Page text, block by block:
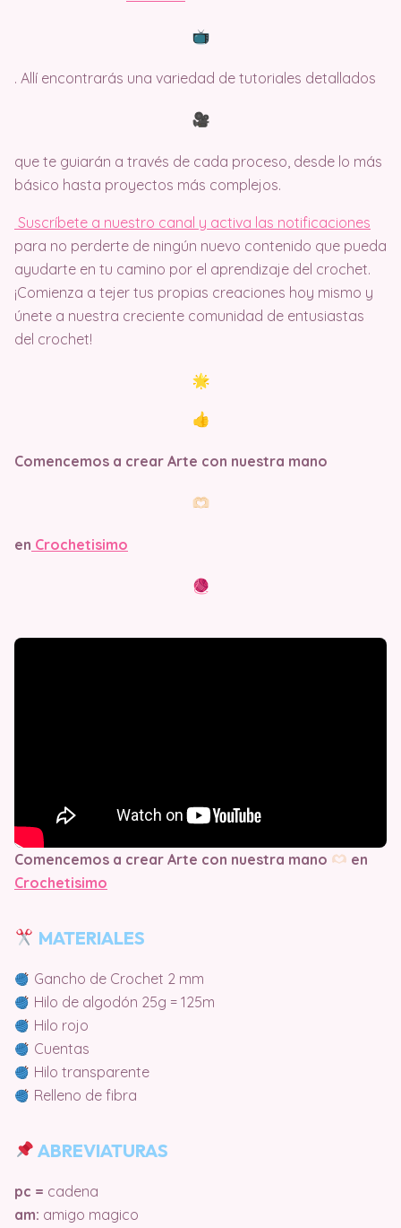
. Allí encontrarás una variedad de tutoriales detallados
que te guiarán a través de cada proceso, desde lo más
básico hasta proyectos más complejos.
Suscríbete a nuestro canal y activa las notificaciones
para no perderte de ningún nuevo contenido que pueda
ayudarte en tu camino por el aprendizaje del crochet.
¡Comienza a tejer tus propias creaciones hoy mismo y
únete a nuestra creciente comunidad de entusiastas
del crochet!
Comencemos a crear Arte con nuestra mano
en Crochetisimo
Comencemos a crear Arte con nuestra mano
en
Crochetisimo
MATERIALES
Gancho de Crochet 2 mm
Hilo de algodón 25g = 125m
Hilo rojo
Cuentas
Hilo transparente
Relleno de fibra
ABREVIATURAS
pc = cadena
am: amigo magico